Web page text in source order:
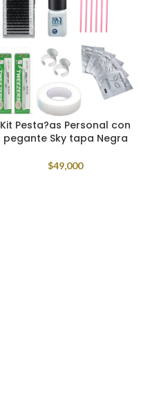
Kit Pesta?as Personal con
pegante Sky tapa Negra
$49,000